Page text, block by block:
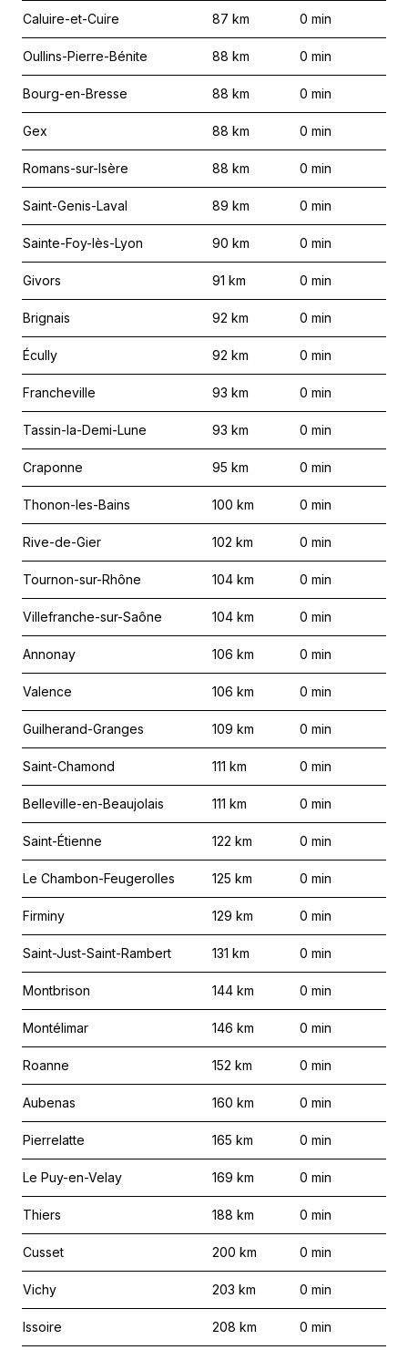
Caluire-et-Cuire 87 km 0 min
Oullins-Pierre-Bénite 88 km 0 min
Bourg-en-Bresse 88 km 0 min
Gex 88 km 0 min
Romans-sur-Isère 88 km 0 min
Saint-Genis-Laval 89 km 0 min
Sainte-Foy-lès-Lyon 90 km 0 min
Givors 91 km 0 min
Brignais 92 km 0 min
Écully 92 km 0 min
Francheville 93 km 0 min
Tassin-la-Demi-Lune 93 km 0 min
Craponne 95 km 0 min
Thonon-les-Bains 100 km 0 min
Rive-de-Gier 102 km 0 min
Tournon-sur-Rhône 104 km 0 min
Villefranche-sur-Saône 104 km 0 min
Annonay 106 km 0 min
Valence 106 km 0 min
Guilherand-Granges 109 km 0 min
Saint-Chamond 111 km 0 min
Belleville-en-Beaujolais 111 km 0 min
Saint-Étienne 122 km 0 min
Le Chambon-Feugerolles 125 km 0 min
Firminy 129 km 0 min
Saint-Just-Saint-Rambert 131 km 0 min
Montbrison 144 km 0 min
Montélimar 146 km 0 min
Roanne 152 km 0 min
Aubenas 160 km 0 min
Pierrelatte 165 km 0 min
Le Puy-en-Velay 169 km 0 min
Thiers 188 km 0 min
Cusset 200 km 0 min
Vichy 203 km 0 min
Issoire 208 km 0 min